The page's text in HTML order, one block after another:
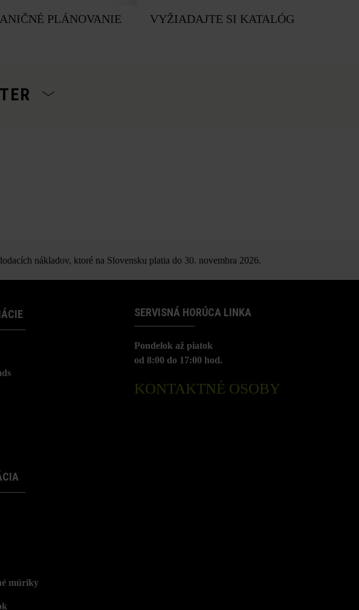
PLÁNOVANIE VYŽIADAJTE SI KATALÓG
nákladov, ktoré na Slovensku platia do 30. novembra 2026.
múriky
SERVISNÁ HORÚCA LINKA
Pondelok až piatok
od 8:00 do 17:00 hod.
KONTAKTNÉ OSOBY